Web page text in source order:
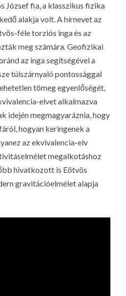
József fia, a klasszikus fizika
alakja volt. A hírnevet az
féle torziós inga és az
meg számára. Geofizikai
az inga segítségével a
túlszárnyaló pontossággal
tömeg egyenlőségét,
elvet alkalmazva
idején megmagyaráznia, hogy
hogyan keringenek a
az ekvivalencia-elv
megalkotáshoz
hivatkozott is Eötvös
gravitációelmélet alapja